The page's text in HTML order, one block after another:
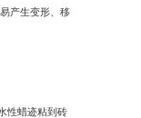
产生变形、移
性蜡迹粘到砖